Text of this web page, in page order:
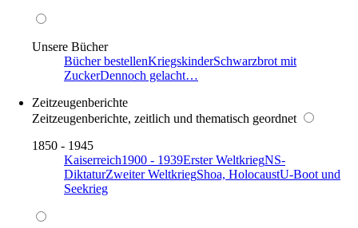
Unsere Bücher
Bücher bestellenKriegskinderSchwarzbrot mit
ZuckerDennoch gelacht…
Zeitzeugenberichte
Zeitzeugenberichte, zeitlich und thematisch geordnet
1850 - 1945
Kaiserreich1900 - 1939Erster WeltkriegNS-
DiktaturZweiter WeltkriegShoa, HolocaustU-Boot und
Seekrieg